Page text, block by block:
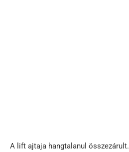
A lift ajtaja hangtalanul összezárult.